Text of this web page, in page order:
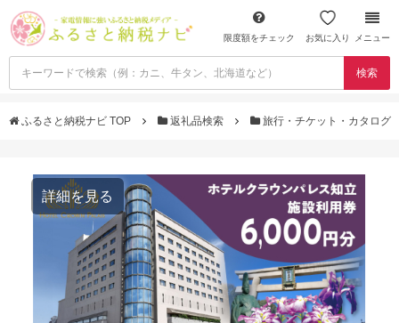
限度額をチェック お気に入り メニュー
検索
ふるさと納税ナビ TOP 返礼品検索 旅行・チケット・カタログ
詳細を見る